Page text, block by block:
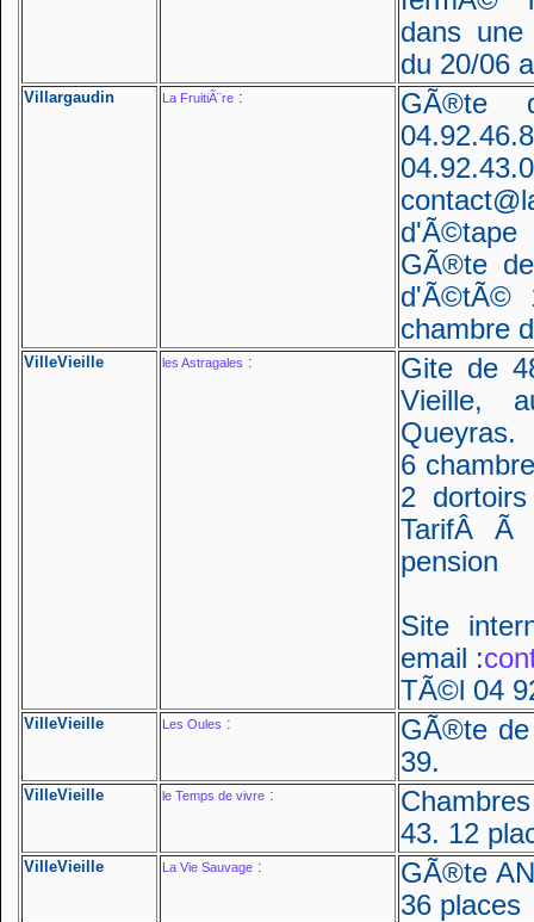
dans
du 20/06
Villargaudin La FruitiÃ¨re :
GÃ®te
GÃ®te
d'Ã©tÃ©
chambre
VilleVieille les Astragales :
Gite de
Vieille,
Queyras.
6
2
TarifÂ
pension
Site
email :
TÃ©l 04
VilleVieille Les Oules :
GÃ®te
39.
VilleVieille le Temps de vivre :
43. 12
VilleVieille La Vie Sauvage :
GÃ®te
36 places